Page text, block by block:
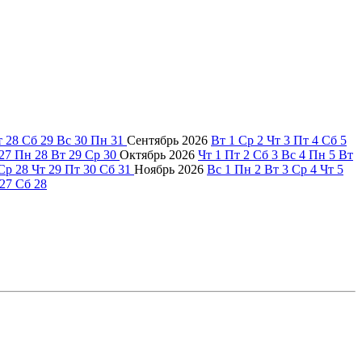
28 Сб 29 Вс 30 Пн 31 Сентябрь 2026 Вт 1 Ср 2 Чт 3 Пт 4 Сб 5
27 Пн 28 Вт 29 Ср 30 Октябрь 2026 Чт 1 Пт 2 Сб 3 Вс 4 Пн 5 Вт
28 Чт 29 Пт 30 Сб 31 Ноябрь 2026 Вс 1 Пн 2 Вт 3 Ср 4 Чт 5
27 Сб 28